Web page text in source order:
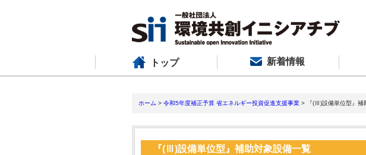
トップ 新着情報
ホーム > 令和5年度補正予算 省エネルギー投資促進支援事業 > 『(Ⅲ)設備単位型』補
『(Ⅲ)設備単位型』補助対象設備一覧